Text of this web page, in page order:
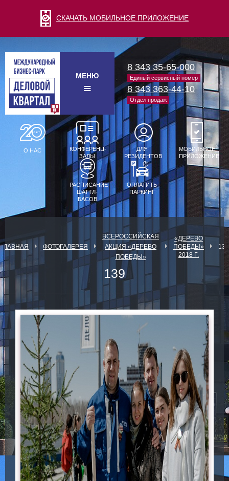
СКАЧАТЬ МОБИЛЬНОЕ ПРИЛОЖЕНИЕ
МЕНЮ
8 343 35-65-000
Единый сервисный номер
8 343 363-44-10
Отдел продаж
О НАС
КОНФЕРЕНЦ-
ЗАЛЫ
ДЛЯ
РЕЗИДЕНТОВ
МОБИЛЬНОЕ
ПРИЛОЖЕНИЕ
РАСПИСАНИЕ
ШАТТЛ-
БАСОВ
ОПЛАТИТЬ
ПАРКИНГ
ГЛАВНАЯ ФОТОГАЛЕРЕЯ
ВСЕРОССИЙСКАЯ
АКЦИЯ «ДЕРЕВО
ПОБЕДЫ»
«ДЕРЕВО
ПОБЕДЫ»
2018 Г.
139
139